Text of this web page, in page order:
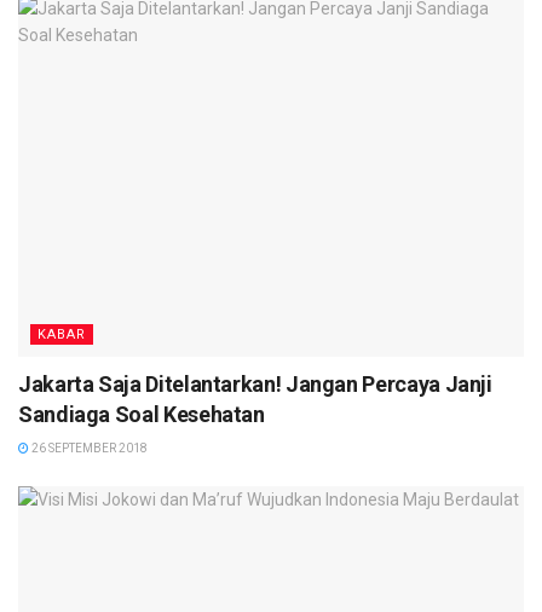
KABAR
Jakarta Saja Ditelantarkan! Jangan Percaya Janji
Sandiaga Soal Kesehatan
26 SEPTEMBER 2018